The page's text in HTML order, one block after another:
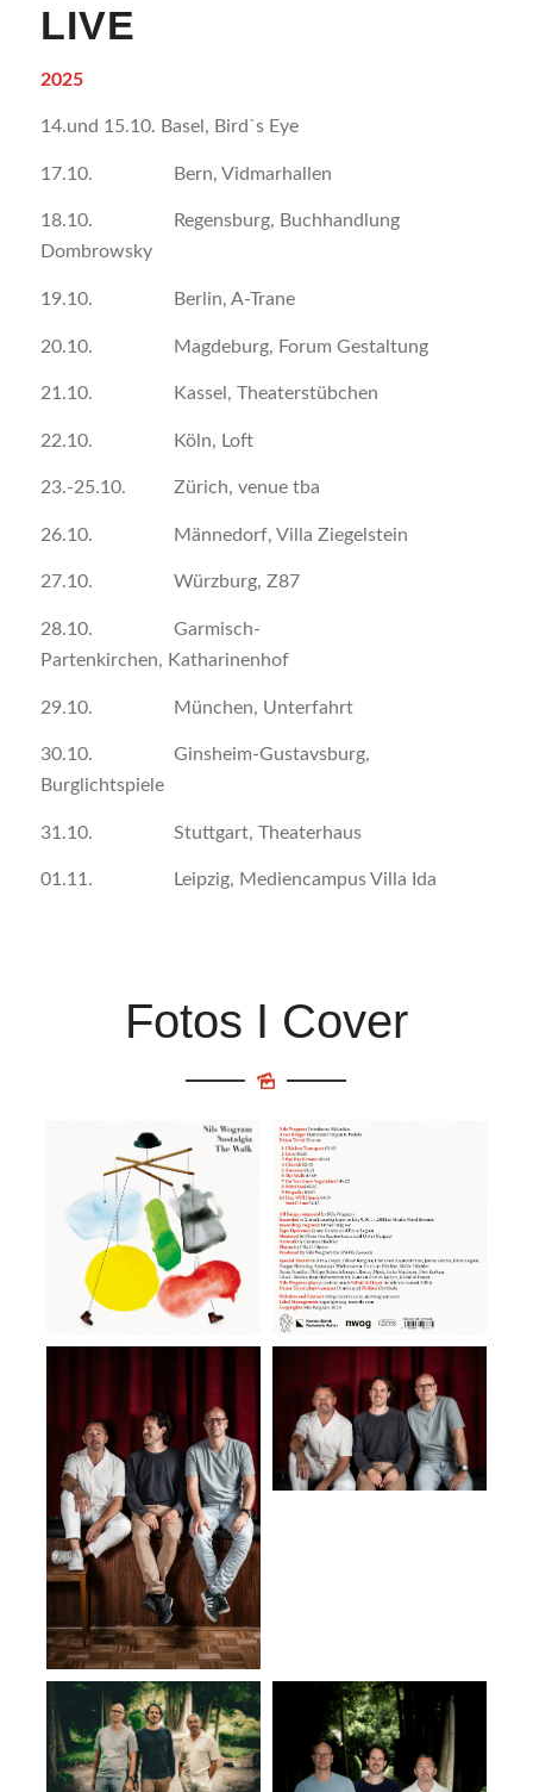
LIVE
2025
14.und 15.10. Basel, Bird`s Eye
17.10. Bern, Vidmarhallen
18.10. Regensburg, Buchhandlung
Dombrowsky
19.10. Berlin, A-Trane
20.10. Magdeburg, Forum Gestaltung
21.10. Kassel, Theaterstübchen
22.10. Köln, Loft
23.-25.10. Zürich, venue tba
26.10. Männedorf, Villa Ziegelstein
27.10. Würzburg, Z87
28.10. Garmisch-
Partenkirchen, Katharinenhof
29.10. München, Unterfahrt
30.10. Ginsheim-Gustavsburg,
Burglichtspiele
31.10. Stuttgart, Theaterhaus
01.11. Leipzig, Mediencampus Villa Ida
Fotos I Cover